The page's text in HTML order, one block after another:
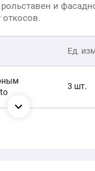
и
Ед.
3 шт.